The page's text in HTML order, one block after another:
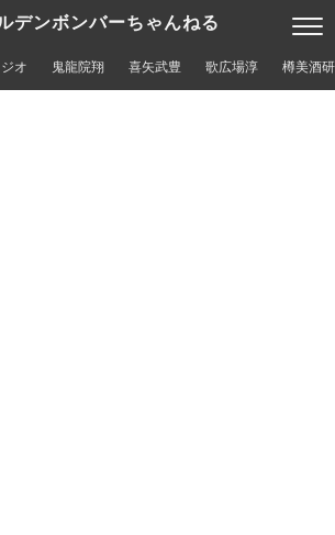
デンボンバーちゃんねる
オ 鬼龍院翔 喜矢武豊 歌広場淳 樽美酒